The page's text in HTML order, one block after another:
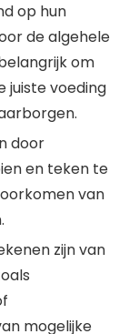
op hun
de algehele
om
juiste voeding
door
en teken te
van
zijn van
mogelijke